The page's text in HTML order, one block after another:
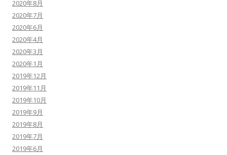
2020年8月
2020年7月
2020年6月
2020年4月
2020年3月
2020年1月
2019年12月
2019年11月
2019年10月
2019年9月
2019年8月
2019年7月
2019年6月